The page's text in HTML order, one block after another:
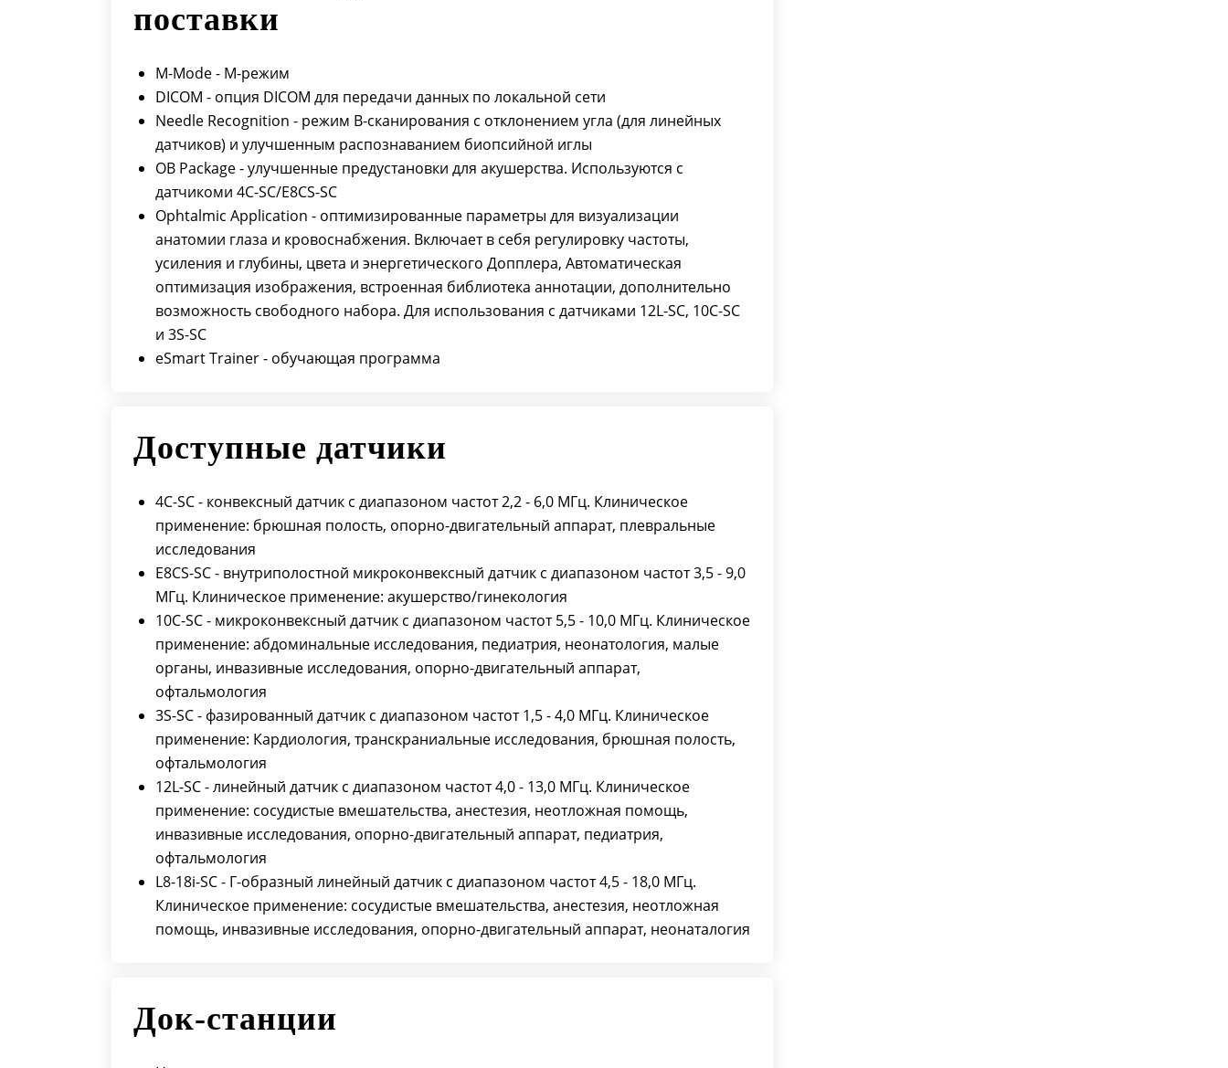
поставки
M-Mode - М-режим
DICOM - опция DICOM для передачи данных по локальной сети
Needle Recognition - режим B-сканирования с отклонением угла (для линейных
датчиков) и улучшенным распознаванием биопсийной иглы
OB Package - улучшенные предустановки для акушерства. Используются с
датчикоми 4C-SC/E8CS-SC
Ophtalmic Application - оптимизированные параметры для визуализации
анатомии глаза и кровоснабжения. Включает в себя регулировку частоты,
усиления и глубины, цвета и энергетического Допплера, Автоматическая
оптимизация изображения, встроенная библиотека аннотации, дополнительно
возможность свободного набора. Для использования с датчиками 12L-SC, 10C-SC
и 3S-SC
eSmart Trainer - обучающая программа
Доступные датчики
4C-SC - конвексный датчик с диапазоном частот 2,2 - 6,0 МГц. Клиническое
применение: брюшная полость, опорно-двигательный аппарат, плевральные
исследования
E8CS-SC - внутриполостной микроконвексный датчик с диапазоном частот 3,5 - 9,0
МГц. Клиническое применение: акушерство/гинекология
10C-SC - микроконвексный датчик с диапазоном частот 5,5 - 10,0 МГц. Клиническое
применение: абдоминальные исследования, педиатрия, неонатология, малые
органы, инвазивные исследования, опорно-двигательный аппарат,
офтальмология
3S-SC - фазированный датчик с диапазоном частот 1,5 - 4,0 МГц. Клиническое
применение: Кардиология, транскраниальные исследования, брюшная полость,
офтальмология
12L-SC - линейный датчик с диапазоном частот 4,0 - 13,0 МГц. Клиническое
применение: сосудистые вмешательства, анестезия, неотложная помощь,
инвазивные исследования, опорно-двигательный аппарат, педиатрия,
офтальмология
L8-18i-SC - Г-образный линейный датчик с диапазоном частот 4,5 - 18,0 МГц.
Клиническое применение: сосудистые вмешательства, анестезия, неотложная
помощь, инвазивные исследования, опорно-двигательный аппарат, неонаталогия
Док-станции